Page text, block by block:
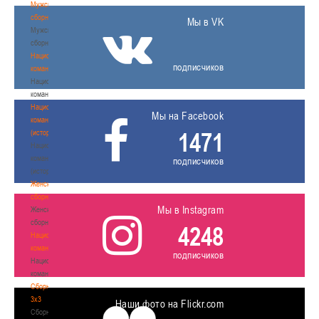
Мужские
сборные
Мужские
сборные
Национальная
команда
Национальная
команда
Национальная
команда
(история)
Национальная
команда
(история)
Женские
сборные
Женские
сборные
Национальная
команда
Национальная
команда
Сборные
3х3
Сборные
Мы в VK
подписчиков
Мы на Facebook
1471
подписчиков
Мы в Instagram
4248
подписчиков
Наши фото на Flickr.com